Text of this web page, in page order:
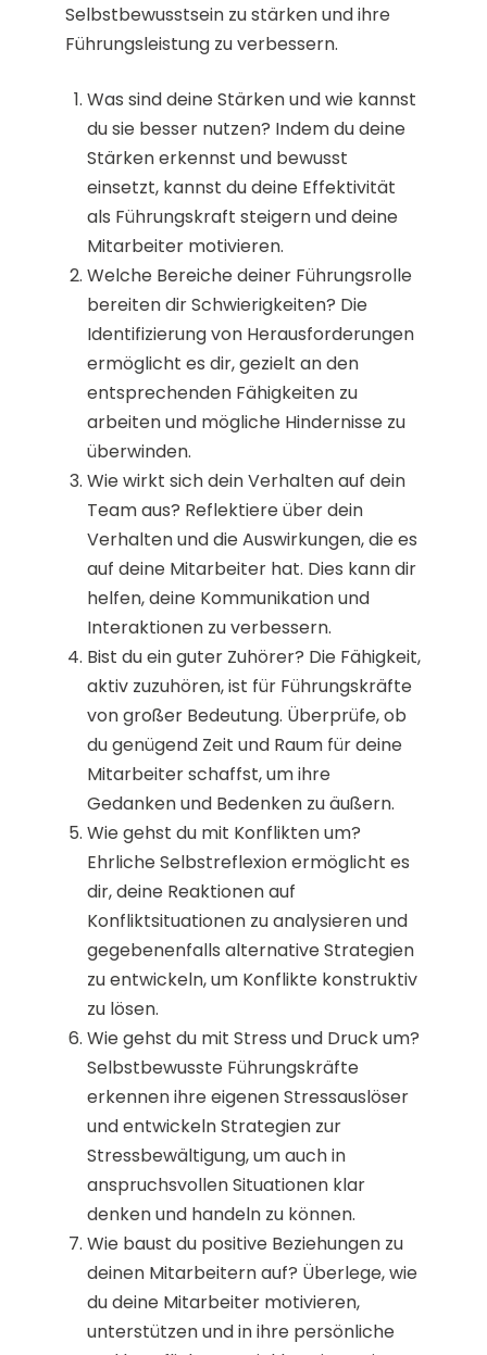
Selbstbewusstsein zu stärken und ihre
Führungsleistung zu verbessern.
Was sind deine Stärken und wie kannst
du sie besser nutzen? Indem du deine
Stärken erkennst und bewusst
einsetzt, kannst du deine Effektivität
als Führungskraft steigern und deine
Mitarbeiter motivieren.
Welche Bereiche deiner Führungsrolle
bereiten dir Schwierigkeiten? Die
Identifizierung von Herausforderungen
ermöglicht es dir, gezielt an den
entsprechenden Fähigkeiten zu
arbeiten und mögliche Hindernisse zu
überwinden.
Wie wirkt sich dein Verhalten auf dein
Team aus? Reflektiere über dein
Verhalten und die Auswirkungen, die es
auf deine Mitarbeiter hat. Dies kann dir
helfen, deine Kommunikation und
Interaktionen zu verbessern.
Bist du ein guter Zuhörer? Die Fähigkeit,
aktiv zuzuhören, ist für Führungskräfte
von großer Bedeutung. Überprüfe, ob
du genügend Zeit und Raum für deine
Mitarbeiter schaffst, um ihre
Gedanken und Bedenken zu äußern.
Wie gehst du mit Konflikten um?
Ehrliche Selbstreflexion ermöglicht es
dir, deine Reaktionen auf
Konfliktsituationen zu analysieren und
gegebenenfalls alternative Strategien
zu entwickeln, um Konflikte konstruktiv
zu lösen.
Wie gehst du mit Stress und Druck um?
Selbstbewusste Führungskräfte
erkennen ihre eigenen Stressauslöser
und entwickeln Strategien zur
Stressbewältigung, um auch in
anspruchsvollen Situationen klar
denken und handeln zu können.
Wie baust du positive Beziehungen zu
deinen Mitarbeitern auf? Überlege, wie
du deine Mitarbeiter motivieren,
unterstützen und in ihre persönliche